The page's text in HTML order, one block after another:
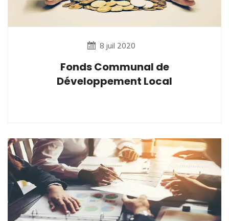
8 juil 2020
Fonds Communal de
Développement Local